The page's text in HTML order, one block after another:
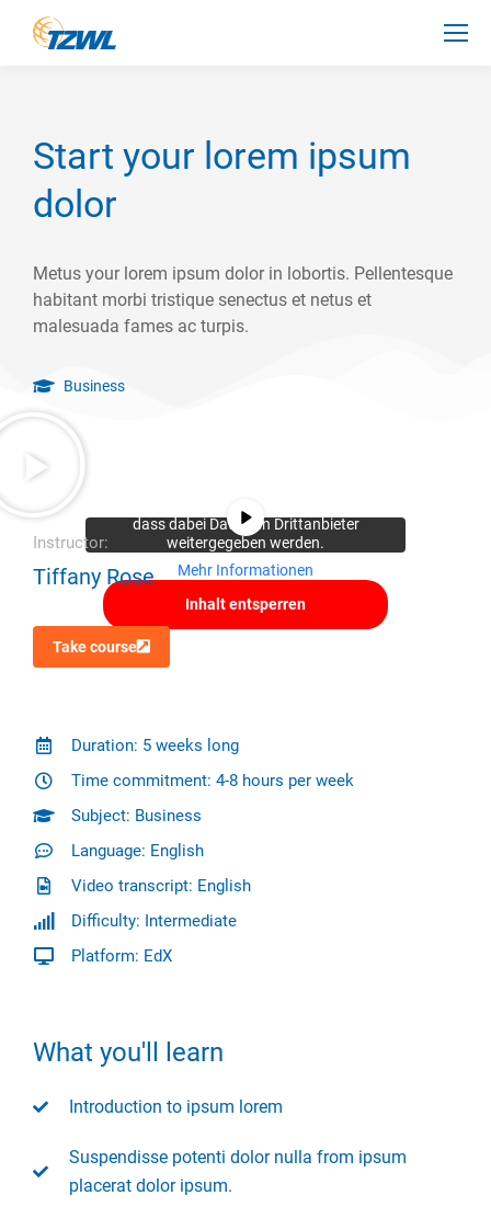
Start your lorem ipsum
dolor
Metus your lorem ipsum dolor in lobortis. Pellentesque
habitant morbi tristique senectus et netus et
malesuada fames ac turpis.
Business
dass dabei Daten an Drittanbieter
weitergegeben werden.
Mehr Informationen
Inhalt entsperren
Instructor:
Tiffany Rose
Take course
Duration: 5 weeks long
Time commitment: 4-8 hours per week
Subject: Business
Language: English
Video transcript: English
Difficulty: Intermediate
Platform: EdX
What you'll learn
Introduction to ipsum lorem
Suspendisse potenti dolor nulla from ipsum
placerat dolor ipsum.